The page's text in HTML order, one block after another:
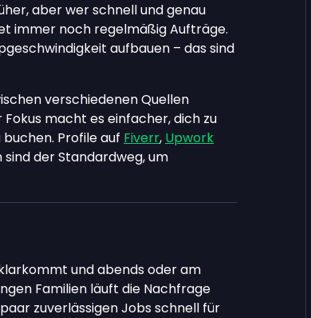
aber wer schnell und genau
immer noch regelmäßig Aufträge.
aufbauen – das sind
verschiedenen Quellen
macht es einfacher, dich zu
Profile auf Fiverr, Upwork
der Standardweg, um
und abends oder am
Familien läuft die Nachfrage
zuverlässigen Jobs schnell für